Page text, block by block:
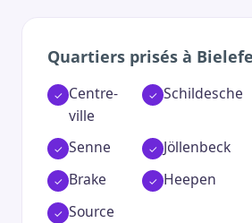
Quartiers prisés à
Centre-
ville
Schildesche
Senne Jöllenbeck
Brake
Heepen
Source